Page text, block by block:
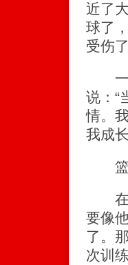
近了
球了
受伤
一个
说：“
情。
我成
篮
在静
要像
了。
次训